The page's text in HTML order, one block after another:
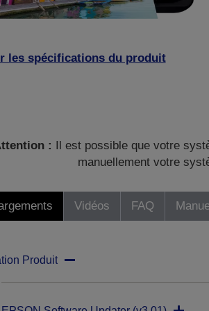
les spécifications du produit
:
Il est possible que votre
manuellement votre
Vidéos FAQ
Produit